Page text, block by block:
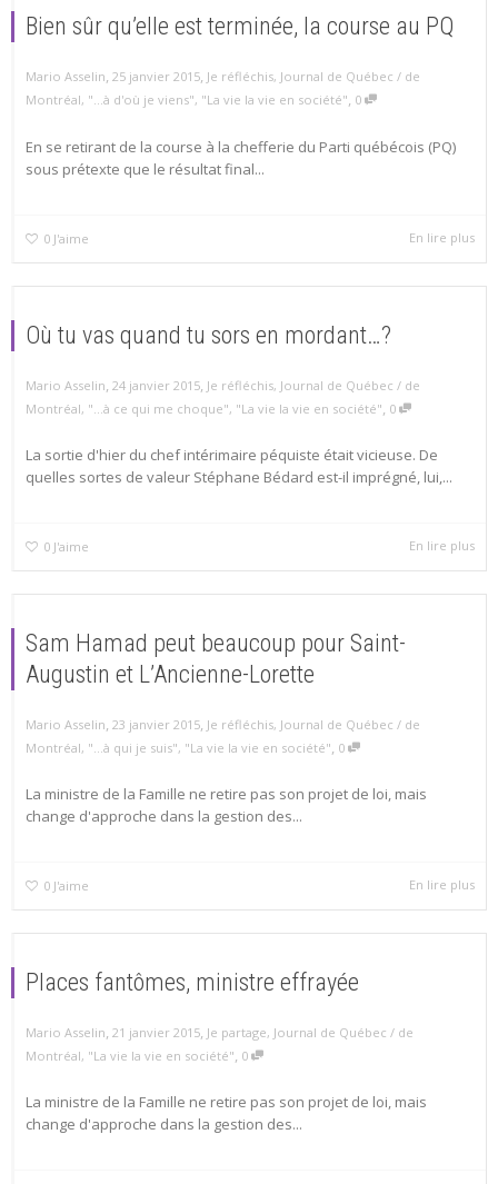
Bien sûr qu’elle est terminée, la course au PQ
Mario Asselin, 25 janvier 2015, Je réfléchis, Journal de Québec / de
Montréal, "...à d'où je viens", "La vie la vie en société", 0
En se retirant de la course à la chefferie du Parti québécois (PQ)
sous prétexte que le résultat final...
0 J'aime En lire plus
Où tu vas quand tu sors en mordant…?
Mario Asselin 24 janvier 2015 Je réfléchis, Journal de Québec / de
Montréal, "...à ce qui me choque", "La vie la vie en société" 0
La sortie d'hier du chef intérimaire péquiste était vicieuse. De
quelles sortes de valeur Stéphane Bédard est-il imprégné, lui,...
0 J'aime En lire plus
Sam Hamad peut beaucoup pour Saint-
Augustin et L’Ancienne-Lorette
Mario Asselin, 23 janvier 2015, Je réfléchis, Journal de Québec / de
Montréal, "...à qui je suis", "La vie la vie en société", 0
La ministre de la Famille ne retire pas son projet de loi, mais
change d'approche dans la gestion des...
0 J'aime En lire plus
Places fantômes, ministre effrayée
Mario Asselin, 21 janvier 2015, Je partage, Journal de Québec / de
Montréal, "La vie la vie en société", 0
La ministre de la Famille ne retire pas son projet de loi, mais
change d'approche dans la gestion des...